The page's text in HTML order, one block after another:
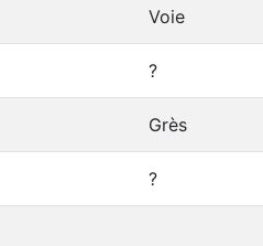
Voie
?
Grès
?